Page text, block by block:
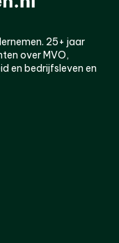
25+ jaar
over MVO,
en bedrijfsleven en